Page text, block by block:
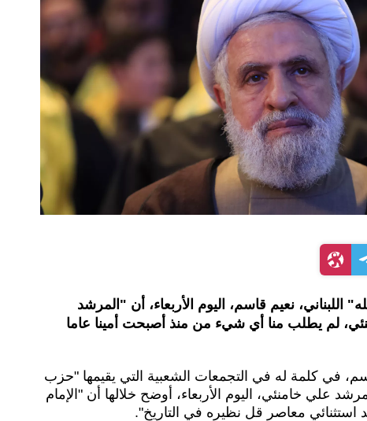
اللبناني، نعيم قاسم، اليوم الأربعاء، أن "المرشد
لم يطلب منا أي شيء من منذ أصبحت أمينا عاما
في كلمة له في التجمعات الشعبية التي يقيمها "حزب
علي خامنئي، اليوم الأربعاء، أوضح خلالها أن "الإمام
استثنائي معاصر قل نظيره في التاريخ".